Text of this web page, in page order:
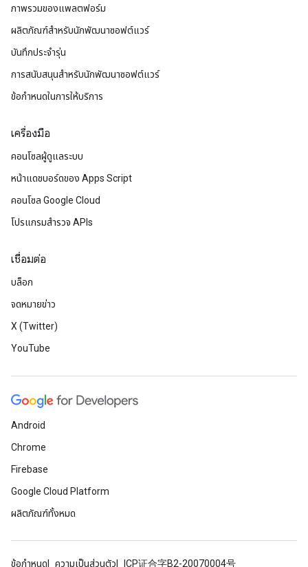
ภาพรวมของแพลตฟอร์ม
ผลิตภัณฑ์สําหรับนักพัฒนาซอฟต์แวร์
บันทึกประจำรุ่น
การสนับสนุนสำหรับนักพัฒนาซอฟต์แวร์
ข้อกำหนดในการให้บริการ
เครื่องมือ
คอนโซลผู้ดูแลระบบ
หน้าแดชบอร์ดของ Apps Script
คอนโซล Google Cloud
โปรแกรมสำรวจ APIs
เชื่อมต่อ
บล็อก
จดหมายข่าว
X (Twitter)
YouTube
Android
Chrome
Firebase
Google Cloud Platform
ผลิตภัณฑ์ทั้งหมด
ข้อกำหนด ความเป็นส่วนตัว ICP证合字B2-20070004号